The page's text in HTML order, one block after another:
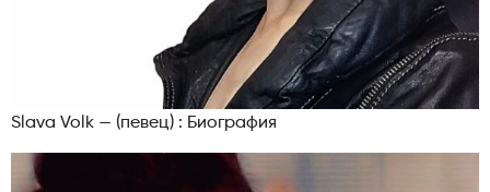
Slava Volk — (певец) : Биография